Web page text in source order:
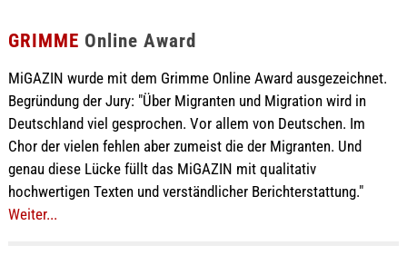
GRIMME Online Award
MiGAZIN wurde mit dem Grimme Online Award ausgezeichnet.
Begründung der Jury: "Über Migranten und Migration wird in
Deutschland viel gesprochen. Vor allem von Deutschen. Im
Chor der vielen fehlen aber zumeist die der Migranten. Und
genau diese Lücke füllt das MiGAZIN mit qualitativ
hochwertigen Texten und verständlicher Berichterstattung."
Weiter...